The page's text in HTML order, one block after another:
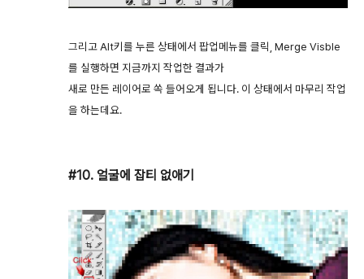
그리고 Alt키를 누른 상태에서 팝업메뉴를 클릭, Merge Visble
를 실행하면 지금까지 작업한 결과가
새로 만든 레이어로 쏙 들어오게 됩니다. 이 상태에서 마무리 작업
을 하는데요.
#10. 얼굴에 잡티 없애기